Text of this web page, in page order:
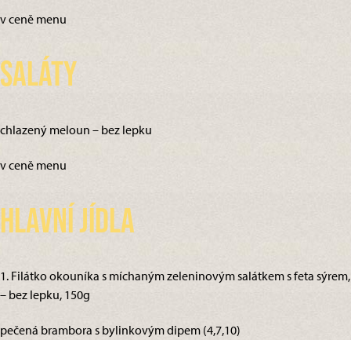
v ceně menu
Saláty
chlazený meloun – bez lepku
v ceně menu
Hlavní jídla
1. Filátko okouníka s míchaným zeleninovým salátkem s feta sýrem,
– bez lepku, 150g
pečená brambora s bylinkovým dipem (4,7,10)